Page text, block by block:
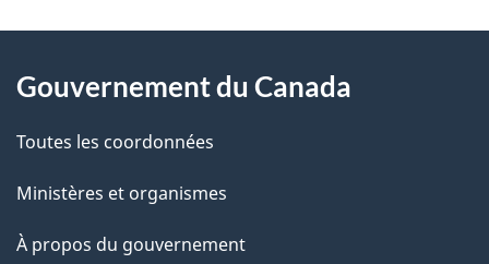
i
l
s
d
propos
de
ce
site
Gouvernement du Canada
Toutes les coordonnées
Ministères et organismes
À propos du gouvernement